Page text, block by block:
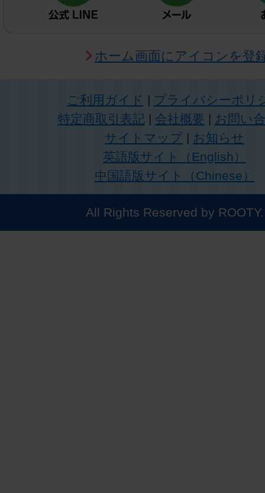
ホーム画面にアイコンを登
ご利用ガイド | プライバシーポリ
特定商取引表記| 会社概要 | お問い
サイトマップ | お知らせ
英語版サイト（English）
中国語版サイト（Chinese）
All Rights Reserved by ROOTY.